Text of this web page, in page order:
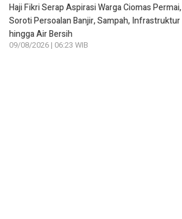
Haji Fikri Serap Aspirasi Warga Ciomas Permai,
Soroti Persoalan Banjir, Sampah, Infrastruktur
hingga Air Bersih
09/08/2026 | 06:23 WIB